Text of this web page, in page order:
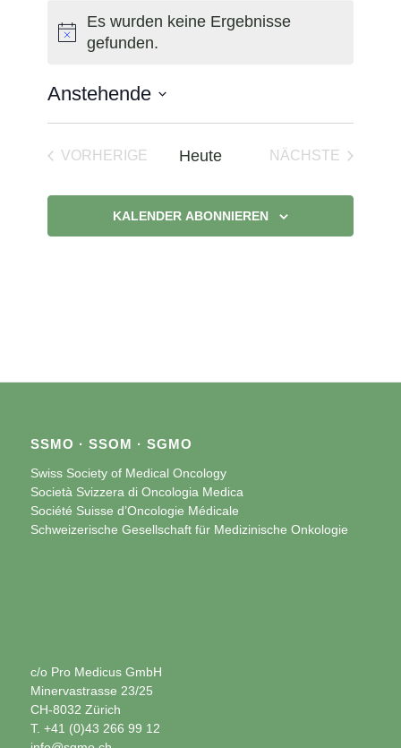
Hinweis
Es wurden keine Ergebnisse
gefunden.
Anstehende
VORHERIGE
Heute
NÄCHSTE
KALENDER ABONNIEREN
SSMO · SSOM · SGMO
Swiss Society of Medical Oncology
Società Svizzera di Oncologia Medica
Société Suisse d’Oncologie Médicale
Schweizerische Gesellschaft für Medizinische Onkologie
c/o Pro Medicus GmbH
Minervastrasse 23/25
CH-8032 Zürich
T. +41 (0)43 266 99 12